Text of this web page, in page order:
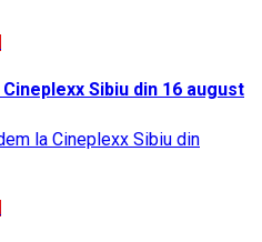
Sibiu din 16 august